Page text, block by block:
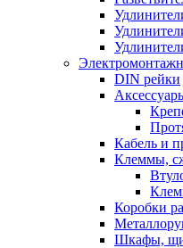
DIN рейки
Кабель и
Клеммы,
Коробки
Шкафы,